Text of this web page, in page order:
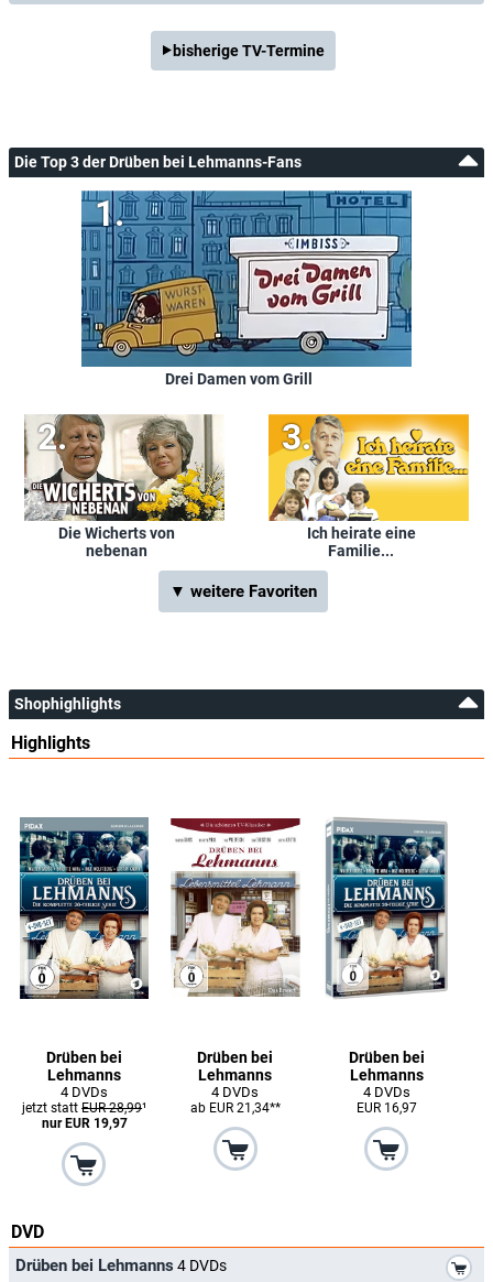
bisherige TV-Termine
Die Top 3 der Drüben bei Lehmanns-Fans
Drei Damen vom Grill
Die Wicherts von
nebenan
Ich heirate eine
Familie...
▼ weitere Favoriten
Shophighlights
Highlights
Drüben bei
Lehmanns
4 DVDs
jetzt stattEUR 28,99¹
nur EUR 19,97
Drüben bei
Lehmanns
4 DVDs
ab EUR 21,34**
Drüben bei
Lehmanns
4 DVDs
EUR 16,97
DVD
Drüben bei Lehmanns 4 DVDs